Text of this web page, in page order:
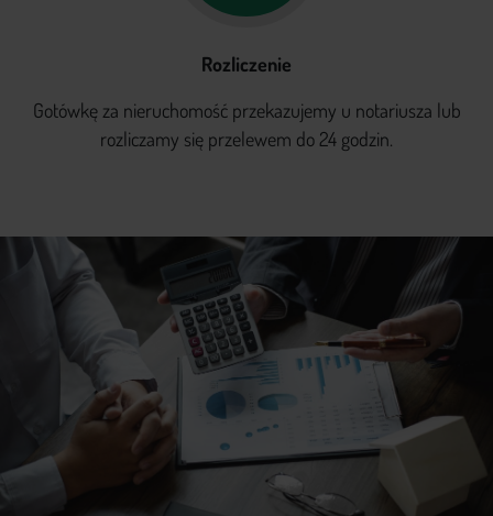
Rozliczenie
Gotówkę za nieruchomość przekazujemy u notariusza lub
rozliczamy się przelewem do 24 godzin.